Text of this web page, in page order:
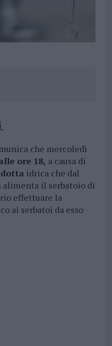
che mercoledì
ore 18, a causa di
idrica che dal
alimenta il serbatoio di
effettuare la
ai serbatoi da esso